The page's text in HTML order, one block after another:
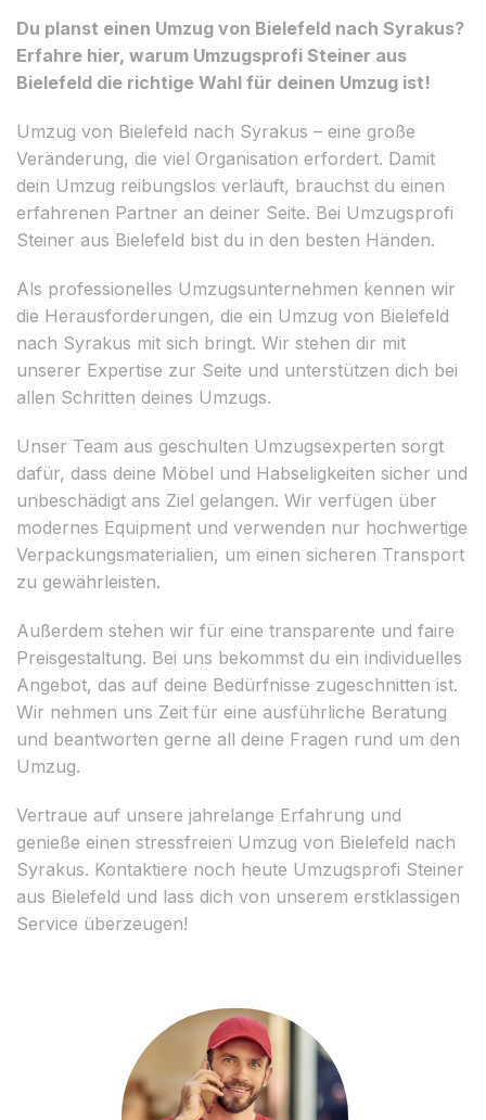
Du planst einen Umzug von Bielefeld nach Syrakus?
Erfahre hier, warum Umzugsprofi Steiner aus
Bielefeld die richtige Wahl für deinen Umzug ist!
Umzug von Bielefeld nach Syrakus – eine große
Veränderung, die viel Organisation erfordert. Damit
dein Umzug reibungslos verläuft, brauchst du einen
erfahrenen Partner an deiner Seite. Bei Umzugsprofi
Steiner aus Bielefeld bist du in den besten Händen.
Als professionelles Umzugsunternehmen kennen wir
die Herausforderungen, die ein Umzug von Bielefeld
nach Syrakus mit sich bringt. Wir stehen dir mit
unserer Expertise zur Seite und unterstützen dich bei
allen Schritten deines Umzugs.
Unser Team aus geschulten Umzugsexperten sorgt
dafür, dass deine Möbel und Habseligkeiten sicher und
unbeschädigt ans Ziel gelangen. Wir verfügen über
modernes Equipment und verwenden nur hochwertige
Verpackungsmaterialien, um einen sicheren Transport
zu gewährleisten.
Außerdem stehen wir für eine transparente und faire
Preisgestaltung. Bei uns bekommst du ein individuelles
Angebot, das auf deine Bedürfnisse zugeschnitten ist.
Wir nehmen uns Zeit für eine ausführliche Beratung
und beantworten gerne all deine Fragen rund um den
Umzug.
Vertraue auf unsere jahrelange Erfahrung und
genieße einen stressfreien Umzug von Bielefeld nach
Syrakus. Kontaktiere noch heute Umzugsprofi Steiner
aus Bielefeld und lass dich von unserem erstklassigen
Service überzeugen!